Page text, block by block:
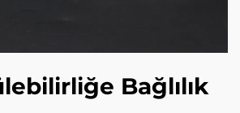
Bağlılık